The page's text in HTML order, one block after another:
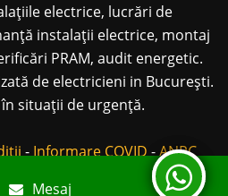
electrice, lucrări de
instalații electrice, montaj
PRAM, audit energetic.
de electricieni in București.
situații de urgență.
-Informare COVID-ANPC
Mesaj